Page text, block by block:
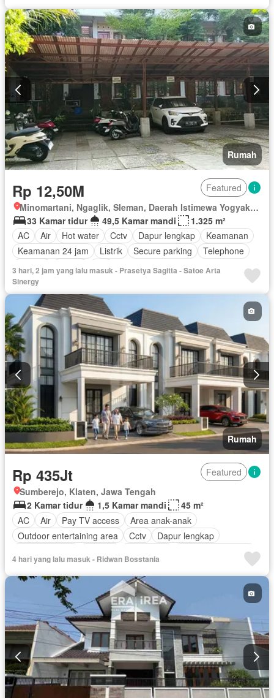
Rumah
Rp 12,50M
Featured
Minomartani, Ngaglik, Sleman, Daerah Istimewa Yogyakarta
33 Kamar tidur
49,5 Kamar mandi
1.325 m²
AC
Air Hot water Cctv Dapur lengkap
Keamanan
Keamanan 24 jam
Listrik Secure parking
Telephone
Televisi
Garasi Wifi
3 hari, 2 jam yang lalu masuk - Prasetya Sagitta - Satoe Arta
Sinergy
Rumah
Rp 435Jt
Featured
Sumberejo, Klaten, Jawa Tengah
2 Kamar tidur
1,5 Kamar mandi
45 m²
AC
Air Pay TV access
Area anak-anak
Outdoor entertaining area
Cctv
Dapur lengkap
Keamanan 24 jam
Listrik
Fully fenced
Secure parking
Pemandangan panorama
Rumah jaga
Tangki air
Telephone Televisi Garasi
Wifi
Berperabot lengkap
4 hari yang lalu masuk - Ridwan Bosstania